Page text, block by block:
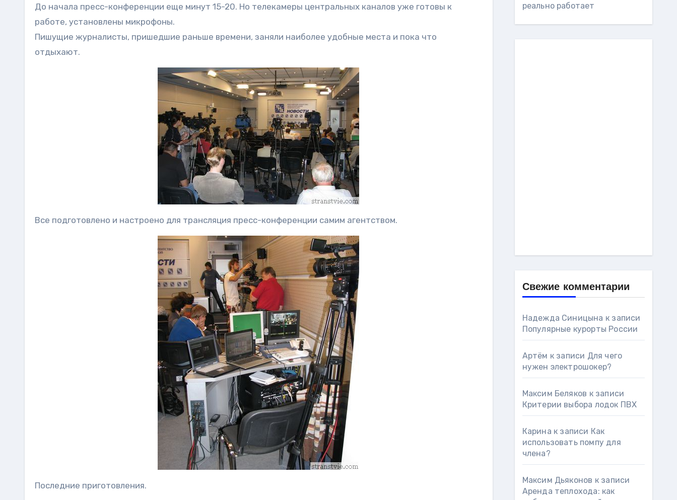
До начала пресс-конференции еще минут 15-20. Но телекамеры центральных каналов уже готовы к
работе, установлены микрофоны.
Пишущие журналисты, пришедшие раньше времени, заняли наиболее удобные места и пока что
отдыхают.
Все подготовлено и настроено для трансляция пресс-конференции самим агентством.
Последние приготовления.
реально работает
Свежие комментарии
Надежда Синицына к записи
Популярные курорты России
Артём к записи Для чего
нужен электрошокер?
Максим Беляков к записи
Критерии выбора лодок ПВХ
Карина к записи Как
использовать помпу для
члена?
Максим Дьяконов к записи
Аренда теплохода: как